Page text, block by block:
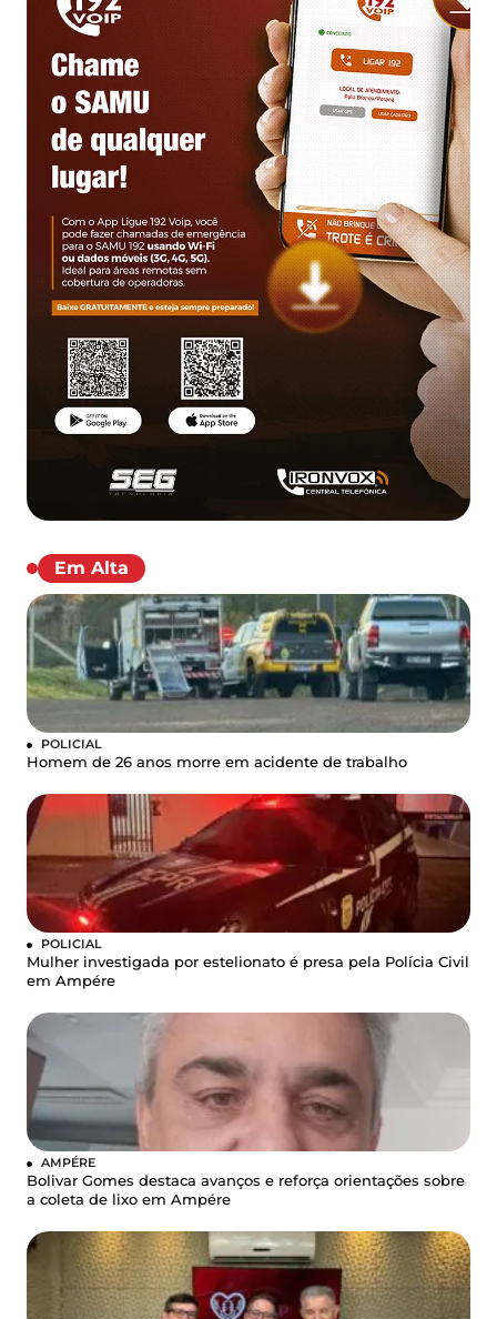
Em Alta
POLICIAL
Homem de 26 anos morre em acidente de trabalho
POLICIAL
Mulher investigada por estelionato é presa pela Polícia Civil
em Ampére
AMPÉRE
Bolivar Gomes destaca avanços e reforça orientações sobre
a coleta de lixo em Ampére